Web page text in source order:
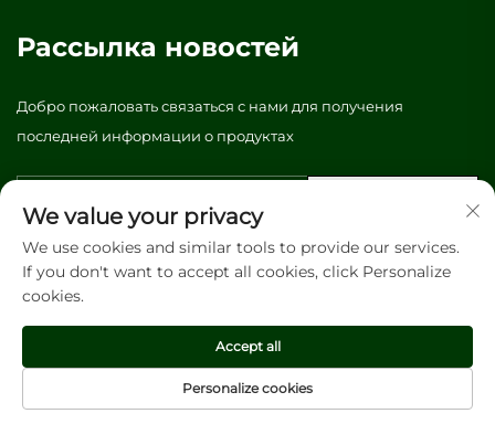
Рассылка новостей
Добро пожаловать связаться с нами для получения
последней информации о продуктах
Авторское право © 2026 Vibrant tree (Гуанчжоу) Упаковка и
конфиденциальности
We value your privacy
We use cookies and similar tools to provide our services.
If you don't want to accept all cookies, click Personalize
cookies.
Personalize cookies
Accept all